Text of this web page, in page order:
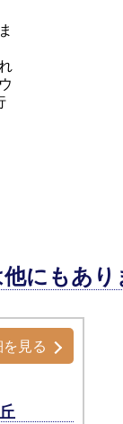
にもあり
見る